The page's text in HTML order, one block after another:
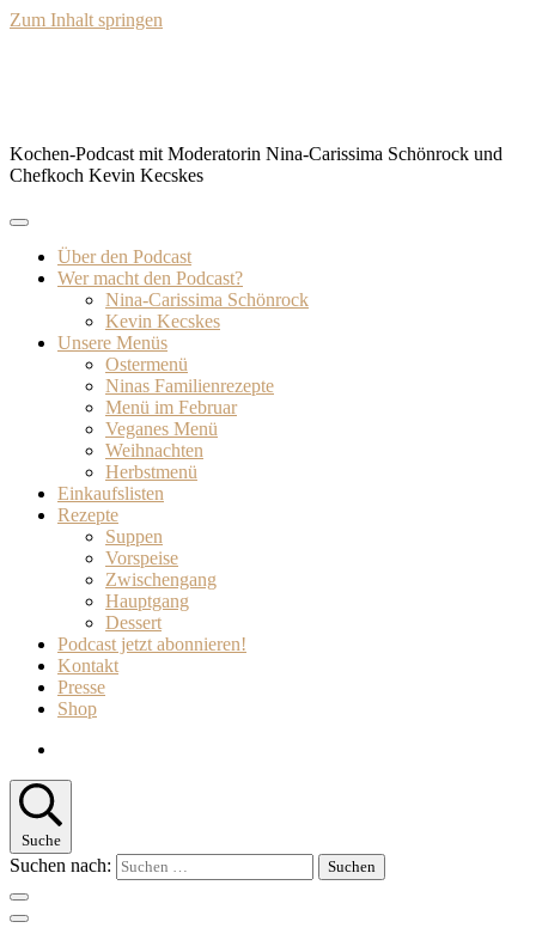
Zum Inhalt springen
Kochen-Podcast mit Moderatorin Nina-Carissima Schönrock und
Chefkoch Kevin Kecskes
Über den Podcast
Wer macht den Podcast?
Nina-Carissima Schönrock
Kevin Kecskes
Unsere Menüs
Ostermenü
Ninas Familienrezepte
Menü im Februar
Veganes Menü
Weihnachten
Herbstmenü
Einkaufslisten
Rezepte
Suppen
Vorspeise
Zwischengang
Hauptgang
Dessert
Podcast jetzt abonnieren!
Kontakt
Presse
Shop
Suche
Suchen nach: